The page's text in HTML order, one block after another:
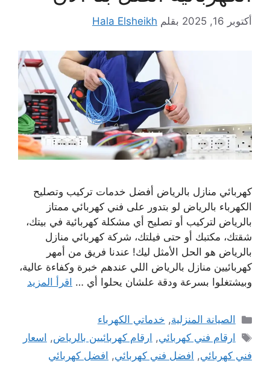
أكتوبر 16, 2025 بقلم Hala Elsheikh
كهربائي منازل بالرياض أفضل خدمات تركيب وتصليح
الكهرباء بالرياض لو بتدور على فني كهربائي ممتاز
بالرياض لتركيب أو تصليح أي مشكلة كهربائية في بيتك،
شقتك، مكتبك أو حتى فيلتك، شركة كهربائي منازل
بالرياض هو الحل الأمثل ليك! عندنا فريق من أمهر
كهربائيين منازل بالرياض اللي عندهم خبرة وكفاءة عالية،
وبيشتغلوا بسرعة ودقة علشان يحلوا أي … اقرأ المزيد
التصنيفات
الصيانة المنزلية, خدماتي الكهرباء
الوسوم
ارقام فني كهربائي, ارقام كهربائيين بالرياض, اسعار
فني كهربائي, افضل فني كهربائي, افضل كهربائي